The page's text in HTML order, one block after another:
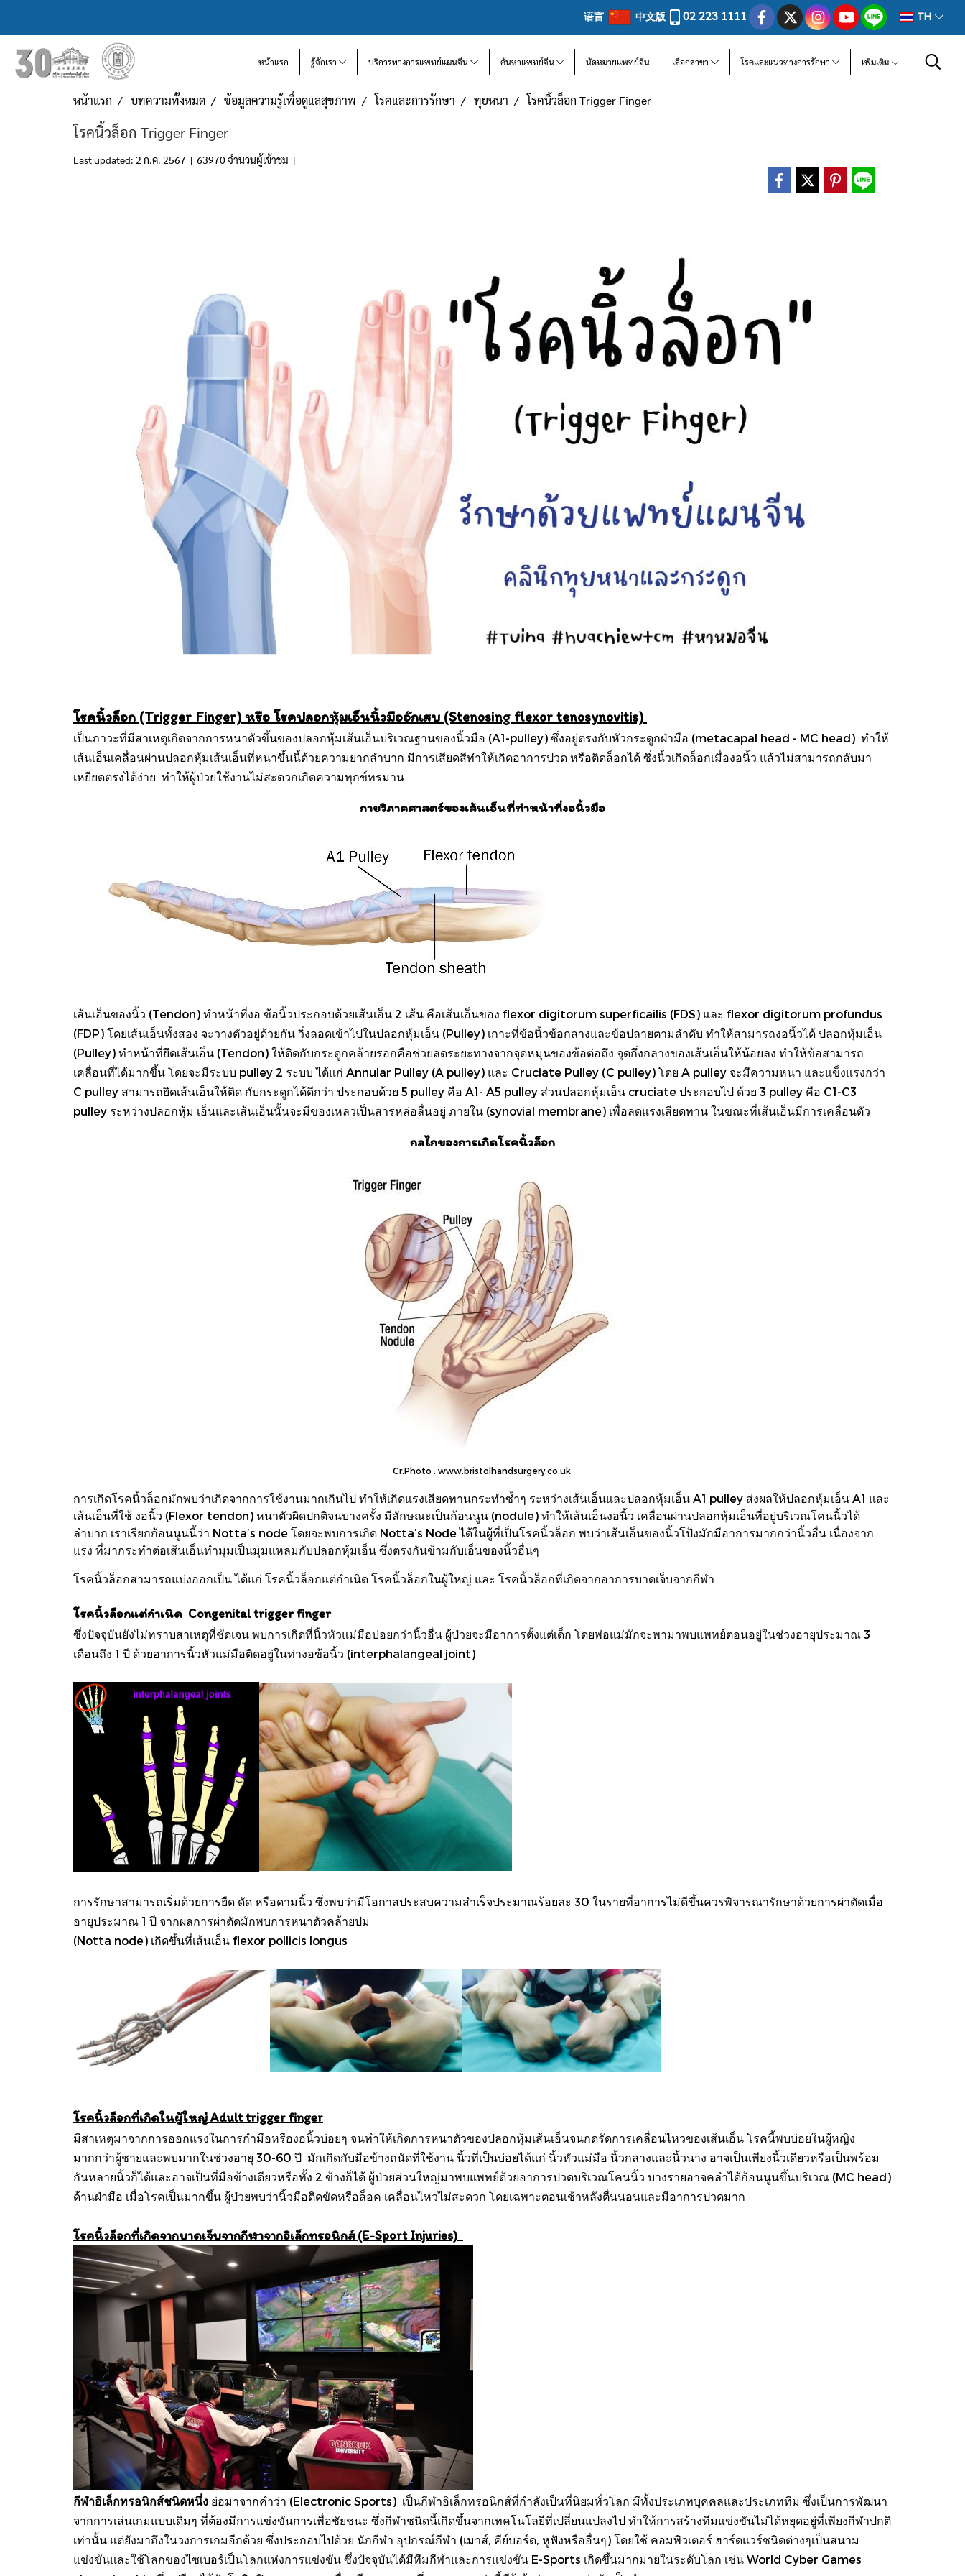
语言 中文版 02 223 1111 TH
หน้าแรก รู้จักเรา บริการทางการแพทย์แผนจีน ค้นหาแพทย์จีน นัดหมายแพทย์จีน เลือกสาขา โรคและแนวทางการรักษา เพิ่มเติม
หน้าแรก บทความทั้งหมด ข้อมูลความรู้เพื่อดูแลสุขภาพ โรคและการรักษา ทุยหนา โรคนิ้วล็อก Trigger Finger
โรคนิ้วล็อก Trigger Finger
Last updated: 2 ก.ค. 2567 | 63970 จำนวนผู้เข้าชม |
โรคนิ้วล็อก (Trigger Finger) หรือ โรคปลอกหุ้มเอ็นนิ้วมืออักเสบ (Stenosing flexor tenosynovitis)
เป็นภาวะที่มีสาเหตุเกิดจากการหนาตัวขึ้นของปลอกหุ้มเส้นเอ็นบริเวณฐานของนิ้วมือ (A1-pulley) ซึ่งอยู่ตรงกับหัวกระดูกฝ่ามือ (metacapal head - MC head) ทำให้
เส้นเอ็นเคลื่อนผ่านปลอกหุ้มเส้นเอ็นที่หนาขึ้นนี้ด้วยความยากลำบาก มีการเสียดสีทำให้เกิดอาการปวด หรือติดล็อกได้ ซึ่งนิ้วเกิดล็อกเมื่องอนิ้ว แล้วไม่สามารถกลับมา
เหยียดตรงได้ง่าย ทำให้ผู้ป่วยใช้งานไม่สะดวกเกิดความทุกข์ทรมาน
กายวิภาคศาสตร์ของเส้นเอ็นที่ทำหน้าที่งอนิ้วมือ
เส้นเอ็นของนิ้ว (Tendon) ทำหน้าที่งอ ข้อนิ้วประกอบด้วยเส้นเอ็น 2 เส้น คือเส้นเอ็นของ flexor digitorum superficailis (FDS) และ flexor digitorum profundus
(FDP) โดยเส้นเอ็นทั้งสอง จะวางตัวอยู่ด้วยกัน วิ่งลอดเข้าไปในปลอกหุ้มเอ็น (Pulley) เกาะที่ข้อนิ้วข้อกลางและข้อปลายตามลำดับ ทำให้สามารถงอนิ้วได้ ปลอกหุ้มเอ็น
(Pulley) ทำหน้าที่ยึดเส้นเอ็น (Tendon) ให้ติดกับกระดูกคล้ายรอกคือช่วยลดระยะทางจากจุดหมุนของข้อต่อถึง จุดกึ่งกลางของเส้นเอ็นให้น้อยลง ทำให้ข้อสามารถ
เคลื่อนที่ได้มากขึ้น โดยจะมีระบบ pulley 2 ระบบ ได้แก่ Annular Pulley (A pulley) และ Cruciate Pulley (C pulley) โดย A pulley จะมีความหนา และแข็งแรงกว่า
C pulley สามารถยึดเส้นเอ็นให้ติด กับกระดูกได้ดีกว่า ประกอบด้วย 5 pulley คือ A1- A5 pulley ส่วนปลอกหุ้มเอ็น cruciate ประกอบไป ด้วย 3 pulley คือ C1-C3
pulley ระหว่างปลอกหุ้ม เอ็นและเส้นเอ็นนั้นจะมีของเหลวเป็นสารหล่อลื่นอยู่ ภายใน (synovial membrane) เพื่อลดแรงเสียดทาน ในขณะที่เส้นเอ็นมีการเคลื่อนตัว
กลไกของการเกิดโรคนิ้วล็อก
Cr.Photo : www.bristolhandsurgery.co.uk
การเกิดโรคนิ้วล็อกมักพบว่าเกิดจากการใช้งานมากเกินไป ทำให้เกิดแรงเสียดทานกระทำซ้ำๆ ระหว่างเส้นเอ็นและปลอกหุ้มเอ็น A1 pulley ส่งผลให้ปลอกหุ้มเอ็น A1 และ
เส้นเอ็นที่ใช้ งอนิ้ว (Flexor tendon) หนาตัวผิดปกติจนบางครั้ง มีลักษณะเป็นก้อนนูน (nodule) ทำให้เส้นเอ็นงอนิ้ว เคลื่อนผ่านปลอกหุ้มเอ็นที่อยู่บริเวณโคนนิ้วได้
ลำบาก เราเรียกก้อนนูนนี้ว่า Notta’s node โดยจะพบการเกิด Notta’s Node ได้ในผู้ที่เป็นโรคนิ้วล็อก พบว่าเส้นเอ็นของนิ้วโป้งมักมีอาการมากกว่านิ้วอื่น เนื่องจาก
แรง ที่มากระทำต่อเส้นเอ็นทำมุมเป็นมุมแหลมกับปลอกหุ้มเอ็น ซึ่งตรงกันข้ามกับเอ็นของนิ้วอื่นๆ
โรคนิ้วล็อกสามารถแบ่งออกเป็น ได้แก่ โรคนิ้วล็อกแต่กำเนิด โรคนิ้วล็อกในผู้ใหญ่ และ โรคนิ้วล็อกที่เกิดจากอาการบาดเจ็บจากกีฬา
โรคนิ้วล็อกแต่กำเนิด Congenital trigger finger
ซึ่งปัจจุบันยังไม่ทราบสาเหตุที่ชัดเจน พบการเกิดที่นิ้วหัวแม่มือบ่อยกว่านิ้วอื่น ผู้ป่วยจะมีอาการตั้งแต่เด็ก โดยพ่อแม่มักจะพามาพบแพทย์ตอนอยู่ในช่วงอายุประมาณ 3
เดือนถึง 1 ปี ด้วยอาการนิ้วหัวแม่มือติดอยู่ในท่างอข้อนิ้ว (interphalangeal joint)
การรักษาสามารถเริ่มด้วยการยืด ดัด หรือดามนิ้ว ซึ่งพบว่ามีโอกาสประสบความสำเร็จประมาณร้อยละ 30 ในรายที่อาการไม่ดีขึ้นควรพิจารณารักษาด้วยการผ่าตัดเมื่อ
อายุประมาณ 1 ปี จากผลการผ่าตัดมักพบการหนาตัวคล้ายปม
(Notta node) เกิดขึ้นที่เส้นเอ็น flexor pollicis longus
โรคนิ้วล็อกที่เกิดในผู้ใหญ่ Adult trigger finger
มีสาเหตุมาจากการออกแรงในการกำมือหรืองอนิ้วบ่อยๆ จนทำให้เกิดการหนาตัวของปลอกหุ้มเส้นเอ็นจนกดรัดการเคลื่อนไหวของเส้นเอ็น โรคนี้พบบ่อยในผู้หญิง
มากกว่าผู้ชายและพบมากในช่วงอายุ 30-60 ปี มักเกิดกับมือข้างถนัดที่ใช้งาน นิ้วที่เป็นบ่อยได้แก่ นิ้วหัวแม่มือ นิ้วกลางและนิ้วนาง อาจเป็นเพียงนิ้วเดียวหรือเป็นพร้อม
กันหลายนิ้วก็ได้และอาจเป็นที่มือข้างเดียวหรือทั้ง 2 ข้างก็ได้ ผู้ป่วยส่วนใหญ่มาพบแพทย์ด้วยอาการปวดบริเวณโคนนิ้ว บางรายอาจคลำได้ก้อนนูนขึ้นบริเวณ (MC head)
ด้านฝ่ามือ เมื่อโรคเป็นมากขึ้น ผู้ป่วยพบว่านิ้วมือติดขัดหรือล็อค เคลื่อนไหวไม่สะดวก โดยเฉพาะตอนเช้าหลังตื่นนอนและมีอาการปวดมาก
โรคนิ้วล็อกที่เกิดจากบาดเจ็บจากกีฬาจากอิเล็กทรอนิกส์ (E-Sport Injuries)
กีฬาอิเล็กทรอนิกส์ชนิดหนึ่ง ย่อมาจากคำว่า (Electronic Sports) เป็นกีฬาอิเล็กทรอนิกส์ที่กำลังเป็นที่นิยมทั่วโลก มีทั้งประเภทบุคคลและประเภททีม ซึ่งเป็นการพัฒนา
จากการเล่นเกมแบบเดิมๆ ที่ต้องมีการแข่งขันการเพื่อชัยชนะ ซึ่งกีฬาชนิดนี้เกิดขึ้นจากเทคโนโลยีที่เปลี่ยนแปลงไป ทำให้การสร้างทีมแข่งขันไม่ได้หยุดอยู่ที่เพียงกีฬาปกติ
เท่านั้น แต่ยังมาถึงในวงการเกมอีกด้วย ซึ่งประกอบไปด้วย นักกีฬา อุปกรณ์กีฬา (เมาส์, คีย์บอร์ด, หูฟังหรืออื่นๆ) โดยใช้ คอมพิวเตอร์ ฮาร์ดแวร์ชนิดต่างๆเป็นสนาม
แข่งขันและใช้โลกของไซเบอร์เป็นโลกแห่งการแข่งขัน ซึ่งปัจจุบันได้มีทีมกีฬาและการแข่งขัน E-Sports เกิดขึ้นมากมายในระดับโลก เช่น World Cyber Games